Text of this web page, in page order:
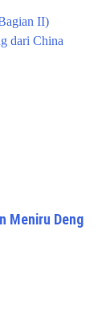
II)
dari China
Meniru Deng